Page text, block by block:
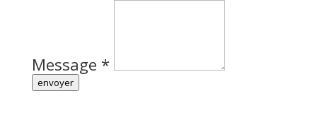
Message *
envoyer